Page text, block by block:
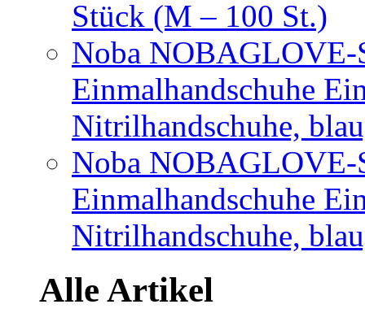
Stück (M – 100 St.)
Noba
Einmalhandschuhe
Nitrilhandschuhe,
Noba
Einmalhandschuhe
Nitrilhandschuhe,
Alle Artikel